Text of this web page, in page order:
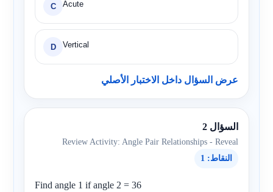
C Acute
D Vertical
عرض السؤال داخل الاختبار الأصلي
السؤال 2
Review Activity: Angle Pair Relationships - Reveal
النقاط: 1
Find angle 1 if angle 2 = 36